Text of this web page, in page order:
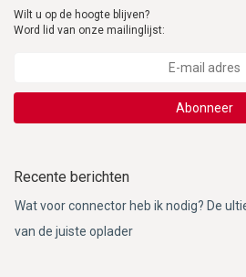
Wilt u op de hoogte blijven?
Word lid van onze mailinglijst:
Abonneer
Recente berichten
Wat voor connector heb ik nodig? De
van de juiste oplader